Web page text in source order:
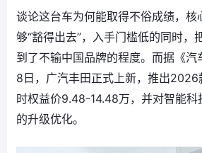
谈论这台车为何能取得不俗成绩，核
够“豁得出去”，入手门槛低的同时，
到了不输中国品牌的程度。而据《汽
8日，广汽丰田正式上新，推出2026
时权益价9.48-14.48万，并对智能科
的升级优化。